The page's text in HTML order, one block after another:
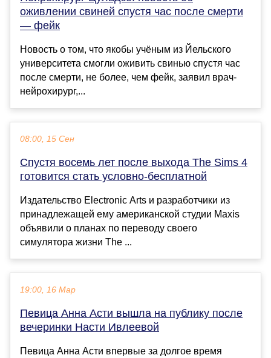
оживлении свиней спустя час после смерти
— фейк
Новость о том, что якобы учёным из Йельского
университета смогли оживить свинью спустя час
после смерти, не более, чем фейк, заявил врач-
нейрохирург,...
08:00, 15 Сен
Спустя восемь лет после выхода The Sims 4
готовится стать условно-бесплатной
Издательство Electronic Arts и разработчики из
принадлежащей ему американской студии Maxis
объявили о планах по переводу своего
симулятора жизни The ...
19:00, 16 Мар
Певица Анна Асти вышла на публику после
вечеринки Насти Ивлеевой
Певица Анна Асти впервые за долгое время